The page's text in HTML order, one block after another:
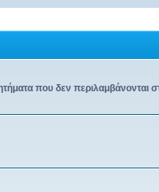
που δεν περιλαμβάνονται